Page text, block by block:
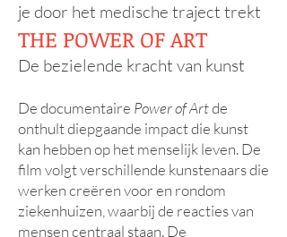
je door het medische traject trekt
THE POWER OF ART
De bezielende kracht van kunst
De documentaire Power of Artde
onthult diepgaande impact die kunst
kan hebben op het menselijk leven. De
film volgt verschillende kunstenaars die
werken creëren voor en rondom
ziekenhuizen, waarbij de reacties van
mensen centraal staan. De